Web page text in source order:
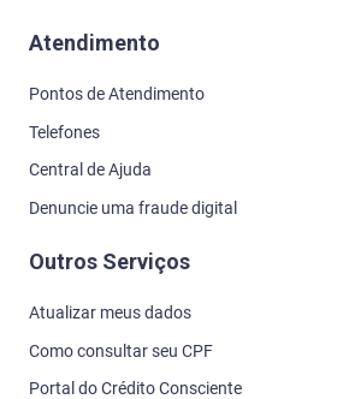
Atendimento
Pontos de Atendimento
Telefones
Central de Ajuda
Denuncie uma fraude digital
Outros Serviços
Atualizar meus dados
Como consultar seu CPF
Portal do Crédito Consciente